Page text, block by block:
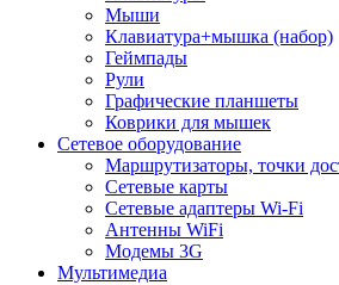
Мыши
Клавиатура+мышка (набор)
Геймпады
Рули
Графические планшеты
Коврики для мышек
Сетевое оборудование
Маршрутизаторы, точки
Сетевые карты
Сетевые адаптеры Wi-Fi
Антенны WiFi
Модемы 3G
Мультимедиа